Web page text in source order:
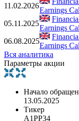
11.02.2026
Earnings
05.11.2025
Earnings
06.08.2025
Earnings
Вся аналитика
Параметры акции
Начало
13.05.2025
Тикер
A1PP34